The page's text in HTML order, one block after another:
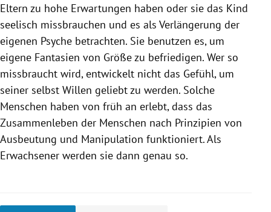
Eltern zu hohe Erwartungen haben oder sie das Kind
seelisch missbrauchen und es als Verlängerung der
eigenen Psyche betrachten. Sie benutzen es, um
eigene Fantasien von Größe zu befriedigen. Wer so
missbraucht wird, entwickelt nicht das Gefühl, um
seiner selbst Willen geliebt zu werden. Solche
Menschen haben von früh an erlebt, dass das
Zusammenleben der Menschen nach Prinzipien von
Ausbeutung und Manipulation funktioniert. Als
Erwachsener werden sie dann genau so.